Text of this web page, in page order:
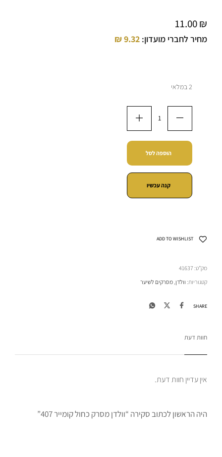
11.00₪
מחיר לחברי מועדון: 9.32
₪
2 במלאי
הוספה לסל
קנה עכשיו
ADD TO WISHLIST
מק"ט: 41637
קטגוריות: וולדן, מסרקים לשיער
SHARE
חוות דעת
אין עדיין חוות דעת.
היה הראשון לכתוב סקירה “וולדן מסרק כחול קומייר 407”